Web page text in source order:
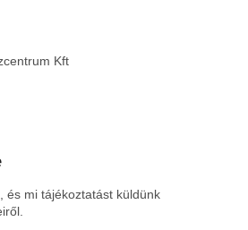
Kft
és mi tájékoztatást küldünk